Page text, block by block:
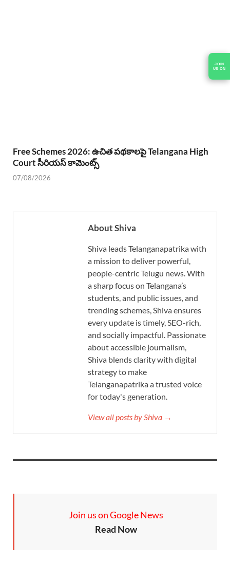
JOIN
US ON
Free Schemes 2026: ఉచిత పథకాలపై Telangana High
Court సీరియస్ కామెంట్స్
07/08/2026
About Shiva
Shiva leads Telanganapatrika with
a mission to deliver powerful,
people-centric Telugu news. With
a sharp focus on Telangana’s
students, and public issues, and
trending schemes, Shiva ensures
every update is timely, SEO-rich,
and socially impactful. Passionate
about accessible journalism,
Shiva blends clarity with digital
strategy to make
Telanganapatrika a trusted voice
for today's generation.
View all posts by Shiva →
Join us on Google News
Read Now